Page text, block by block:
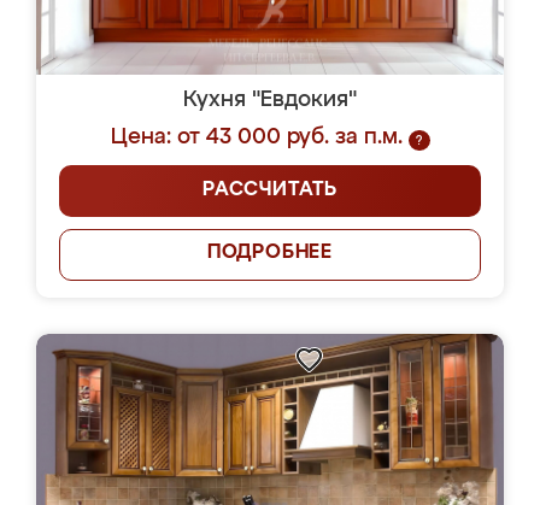
Кухня "Евдокия"
Цена: от 43 000 руб. за п.м.
?
РАССЧИТАТЬ
ПОДРОБНЕЕ